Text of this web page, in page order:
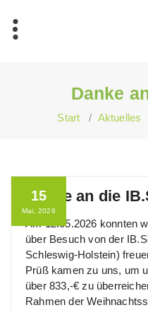
Inhalt
springen
Danke
Start / Aktuelles
15
Mai, 2026
Danke an die
Am 12.05.2026 konnten
über Besuch von der
Schleswig-Holstein)
Prüß kamen zu uns, um
über 833,-€ zu
Rahmen der